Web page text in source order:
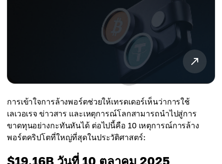
การเข้าใจการล้างพอร์ตช่วยให้เทรดเดอร์เห็นว่าการใช้
เลเวอเรจ ข่าวสาร และเหตุการณ์โลกสามารถนำไปสู่การ
ขาดทุนอย่างกะทันหันได้ ต่อไปนี้คือ 10 เหตุการณ์การล้าง
พอร์ตคริปโตที่ใหญ่ที่สุดในประวัติศาสตร์:
$19.16B วันที่ 10 ตุลาคม 2025